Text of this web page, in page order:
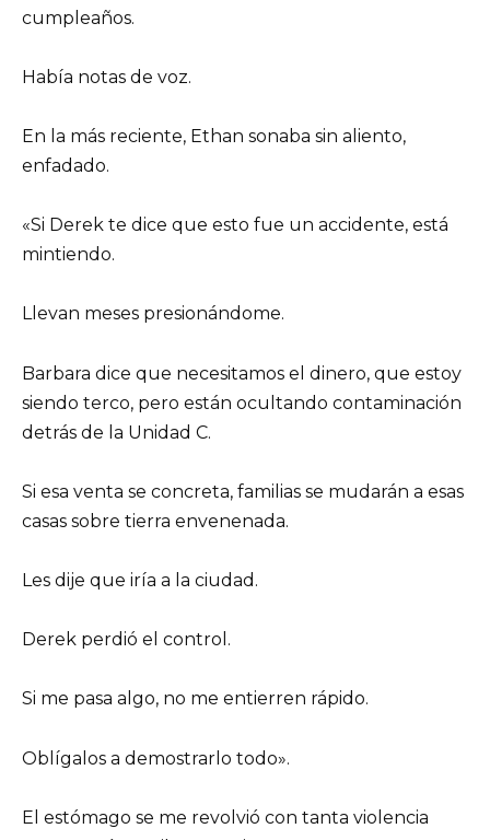
cumpleaños.
Había notas de voz.
En la más reciente, Ethan sonaba sin aliento,
enfadado.
«Si Derek te dice que esto fue un accidente, está
mintiendo.
Llevan meses presionándome.
Barbara dice que necesitamos el dinero, que estoy
siendo terco, pero están ocultando contaminación
detrás de la Unidad C.
Si esa venta se concreta, familias se mudarán a esas
casas sobre tierra envenenada.
Les dije que iría a la ciudad.
Derek perdió el control.
Si me pasa algo, no me entierren rápido.
Oblígalos a demostrarlo todo».
El estómago se me revolvió con tanta violencia